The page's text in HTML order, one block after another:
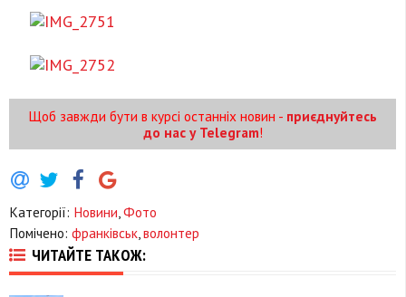
Щоб завжди бути в курсі останніх новин - приєднуйтесь
до нас у Telegram!
Категорії: Новини Фото
Помічено: франківськ волонтер
ЧИТАЙТЕ ТАКОЖ: